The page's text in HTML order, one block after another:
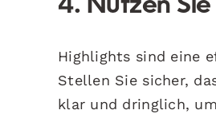
4. Nutzen
Highlights sind eine
Stellen Sie sicher,
klar und dringlich,